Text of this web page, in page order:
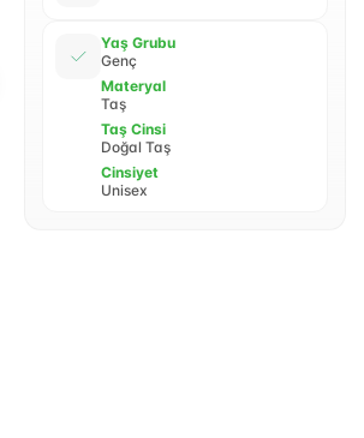
Yaş Grubu
Genç
Materyal
Taş
Taş Cinsi
Doğal Taş
Cinsiyet
Unisex